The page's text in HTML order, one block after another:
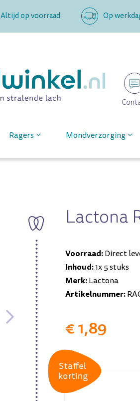
Altijd op voorraad Op
Ragers Mondverzorging
Lactona
Voorraad:Direct
Inhoud:1x 5 stuks
Merk:Lactona
Artikelnummer:
€ 1,89
Staffel
korting
Staffel
korting